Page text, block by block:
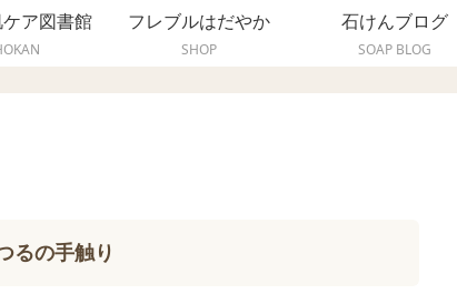
ア図書館
フレブルはだやか
SHOP
石けんブログ
SOAP BLOG
るの手触り